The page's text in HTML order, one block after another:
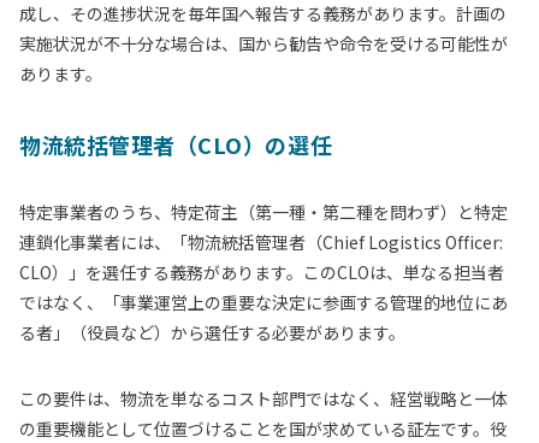
成し、その進捗状況を毎年国へ報告する義務があります。計画の
実施状況が不十分な場合は、国から勧告や命令を受ける可能性が
あります。
物流統括管理者（CLO）の選任
特定事業者のうち、特定荷主（第一種・第二種を問わず）と特定
連鎖化事業者には、「物流統括管理者（Chief Logistics Officer:
CLO）」を選任する義務があります。このCLOは、単なる担当者
ではなく、
「事業運営上の重要な決定に参画する管理的地位にあ
る者」
（役員など）から選任する必要があります。
この要件は、物流を単なるコスト部門ではなく、経営戦略と一体
の重要機能として位置づけることを国が求めている証左です。役